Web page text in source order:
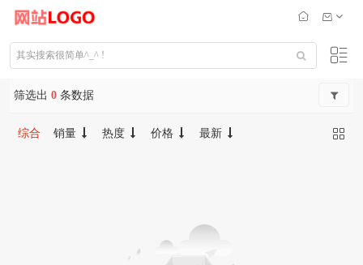
筛选出 0 条数据
综合 销量 热度 价格 最新